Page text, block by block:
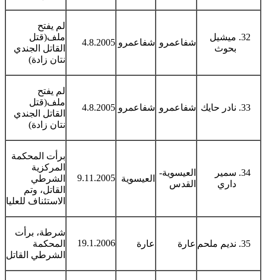
ميشيل
بحوث
شفاعمرو شفاعمرو 4.8.2005
لم يفتح
ملف(قتل
القاتل الجندي
نتان زادة)
نادر حايك شفاعمرو شفاعمرو 4.8.2005
لم يفتح
ملف(قتل
القاتل الجندي
نتان زادة)
سمير
داري
العيسوية-
القدس
العيسوية 9.11.2005
برأت المحكمة
المركزية
الشرطي
القاتل، وتم
الاستئناف للعليا
نديم ملحم عارة عارة 19.1.2006
شرطة، برأت
المحكمة
الشرطي القاتل